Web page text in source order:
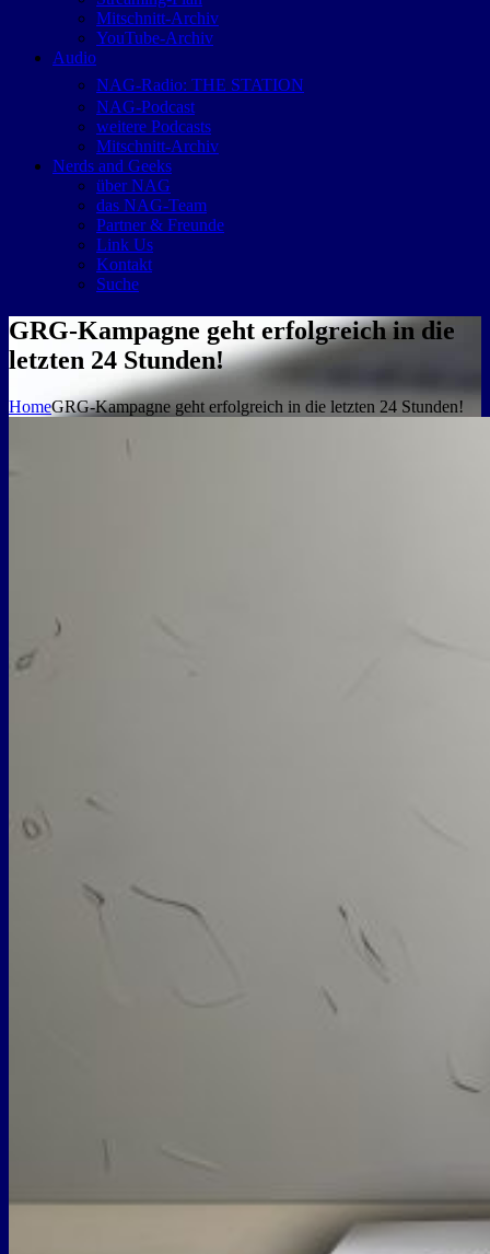
Mitschnitt-Archiv
YouTube-Archiv
Audio
NAG-Radio: THE STATION
NAG-Podcast
weitere Podcasts
Mitschnitt-Archiv
Nerds and Geeks
über NAG
das NAG-Team
Partner & Freunde
Link Us
Kontakt
Suche
GRG-Kampagne geht erfolgreich in die
letzten 24 Stunden!
HomeGRG-Kampagne geht erfolgreich in die letzten 24 Stunden!